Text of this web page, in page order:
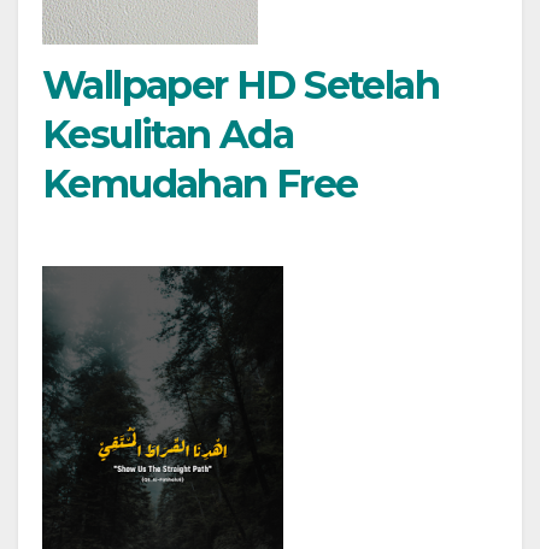
Wallpaper HD Setelah
Kesulitan Ada
Kemudahan Free